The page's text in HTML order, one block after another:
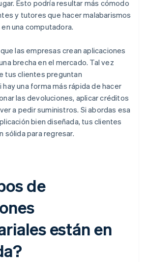
Esto podría resultar más cómodo
y tutores que hacer malabarismos
una computadora.
las empresas crean aplicaciones
brecha en el mercado. Tal vez
tus clientes preguntan
una forma más rápida de hacer
las devoluciones, aplicar créditos
a pedir suministros. Si abordas esa
bien diseñada, tus clientes
sólida para regresar.
de
están en